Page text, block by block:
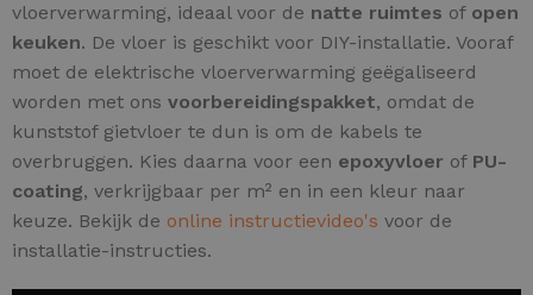
vloerverwarming, ideaal voor de natte ruimtes of open
keuken. De vloer is geschikt voor DIY-installatie. Vooraf
moet de elektrische vloerverwarming geëgaliseerd
worden met ons voorbereidingspakket, omdat de
kunststof gietvloer te dun is om de kabels te
overbruggen. Kies daarna voor een epoxyvloer of PU-
coating, verkrijgbaar per m² en in een kleur naar
keuze. Bekijk de online instructievideo's voor de
installatie-instructies.